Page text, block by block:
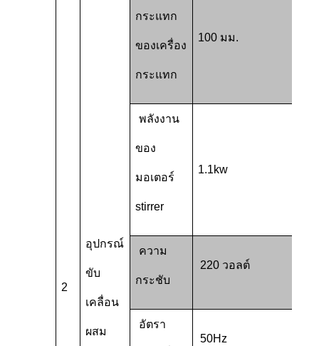
2
อุปกรณ์
ขับ
เคลื่อน
ผสม
กระแทก
ของเครื่อง
กระแทก
100 มม.
พลังงาน
ของ
มอเตอร์
stirrer
1.1kw
ความ
กระชับ
220 วอลต์
อัตรา
50Hz